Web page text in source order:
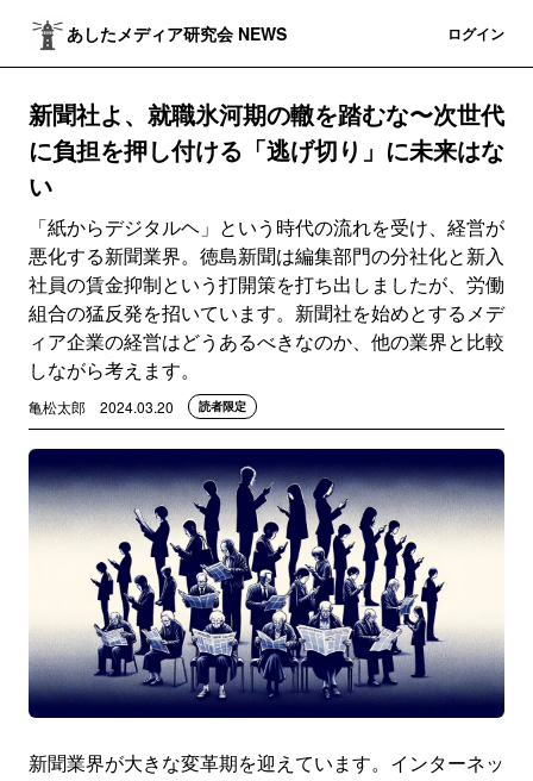
あしたメディア研究会 NEWS ログイン
新聞社よ、就職氷河期の轍を踏むな〜次世代
に負担を押し付ける「逃げ切り」に未来はな
い
「紙からデジタルヘ」という時代の流れを受け、経営が
悪化する新聞業界。徳島新聞は編集部門の分社化と新入
社員の賃金抑制という打開策を打ち出しましたが、労働
組合の猛反発を招いています。新聞社を始めとするメデ
ィア企業の経営はどうあるべきなのか、他の業界と比較
しながら考えます。
亀松太郎 2024.03.20 読者限定
新聞業界が大きな変革期を迎えています。インターネッ